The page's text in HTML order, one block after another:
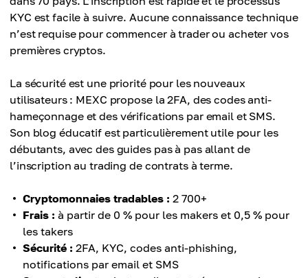
KYC est facile à suivre. Aucune connaissance technique
n’est requise pour commencer à trader ou acheter vos
premières cryptos.
La sécurité est une priorité pour les nouveaux
utilisateurs : MEXC propose la 2FA, des codes anti-
hameçonnage et des vérifications par email et SMS.
Son blog éducatif est particulièrement utile pour les
débutants, avec des guides pas à pas allant de
l’inscription au trading de contrats à terme.
Cryptomonnaies tradables : 2 700+
Frais : à partir de 0 % pour les makers et 0,5 % pour
les takers
Sécurité : 2FA, KYC, codes anti-phishing,
notifications par email et SMS